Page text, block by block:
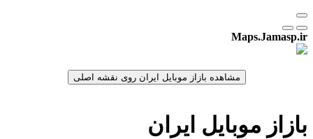
Maps.Jamasp.ir
بازاز موبایل ایران